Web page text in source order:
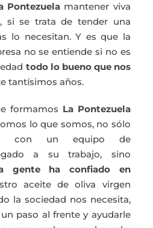
Pontezuela mantener viva
si se trata de tender una
lo necesitan. Y es que la
no se entiende si no es
todo lo bueno que nos
tantísimos años.
formamos La Pontezuela
lo que somos, no sólo
con un equipo de
a su trabajo, sino
gente ha confiado en
aceite de oliva virgen
la sociedad nos necesita,
paso al frente y ayudarle